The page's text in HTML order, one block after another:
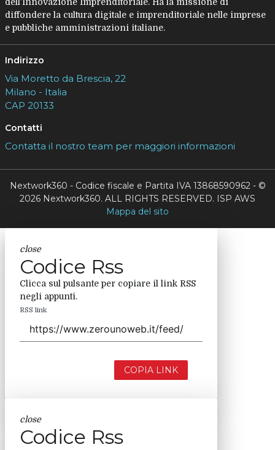
dell’Innovazione Imprenditoriale. Ha la missione di
diffondere la cultura digitale e imprenditoriale nelle imprese
e pubbliche amministrazioni italiane.
Indirizzo
Via Moretto da Brescia, 22
Milano - Italia
CAP 20133
Contatti
Contatta il nostro team per maggiori informazioni
Nextwork360 - Codice fiscale e Partita IVA 13868590962 - ©
2026 Nextwork360. ALL RIGHTS RESERVED. ISP AWS
Mappa del sito
close
Codice Rss
Clicca sul pulsante per copiare il link RSS
negli appunti.
RSS link
COPIA LINK
close
Codice Rss